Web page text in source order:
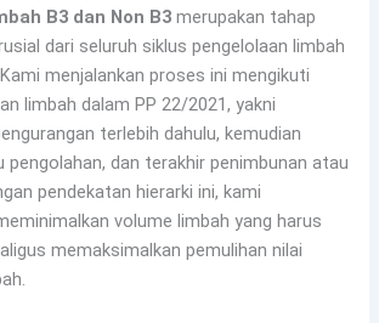
B3 dan Non B3 merupakan tahap
dari seluruh siklus pengelolaan limbah
menjalankan proses ini mengikuti
limbah dalam PP 22/2021, yakni
terlebih dahulu, kemudian
pengolahan, dan terakhir penimbunan atau
pendekatan hierarki ini, kami
volume limbah yang harus
memaksimalkan pemulihan nilai